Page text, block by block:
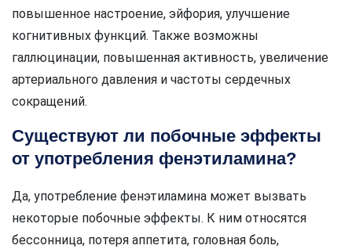
повышенное настроение, эйфория, улучшение
когнитивных функций. Также возможны
галлюцинации, повышенная активность, увеличение
артериального давления и частоты сердечных
сокращений.
Существуют ли побочные эффекты
от употребления фенэтиламина?
Да, употребление фенэтиламина может вызвать
некоторые побочные эффекты. К ним относятся
бессонница, потеря аппетита, головная боль,